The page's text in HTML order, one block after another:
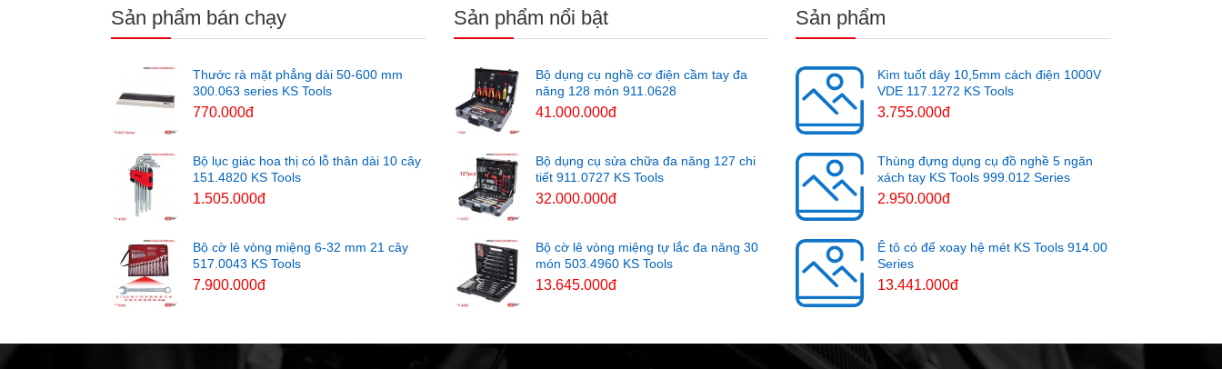
Sản phẩm bán chạy
Thước rà mặt phẳng dài 50-600 mm
300.063 series KS Tools
770.000đ
Bộ lục giác hoa thị có lỗ thân dài 10 cây
151.4820 KS Tools
1.505.000đ
Bộ cờ lê vòng miệng 6-32 mm 21 cây
517.0043 KS Tools
7.900.000đ
Sản phẩm nổi bật
Bộ dụng cụ nghề cơ điện cầm tay đa
năng 128 món 911.0628
41.000.000đ
Bộ dụng cụ sửa chữa đa năng 127 chi
tiết 911.0727 KS Tools
32.000.000đ
Bộ cờ lê vòng miệng tự lắc đa năng 30
món 503.4960 KS Tools
13.645.000đ
Sản phẩm
Kìm tuốt dây 10,5mm cách điện 1000V
VDE 117.1272 KS Tools
3.755.000đ
Thùng đựng dụng cụ đồ nghề 5 ngăn
xách tay KS Tools 999.012 Series
2.950.000đ
Ê tô có đế xoay hệ mét KS Tools 914.00
Series
13.441.000đ